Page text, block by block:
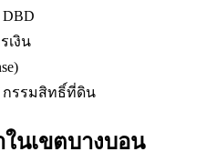
เงิน
กรรมสิทธิ์ที่ดิน
นเขตบางบอน